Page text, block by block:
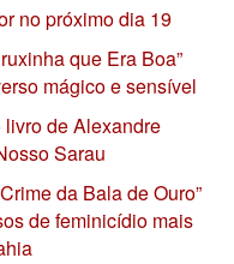
no próximo dia 19
que Era Boa”
mágico e sensível
de Alexandre
Sarau
da Bala de Ouro”
de feminicídio mais